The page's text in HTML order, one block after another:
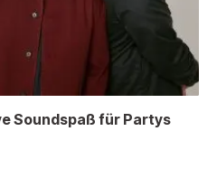
Soundspaß für Partys